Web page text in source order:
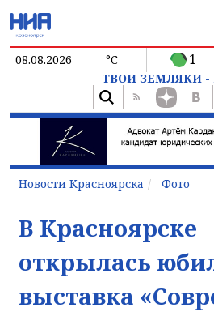
08.08.2026 °C 1
ТВОИ ЗЕМЛЯКИ -
Новости Красноярска Фото
В Красноярске
открылась
выставка